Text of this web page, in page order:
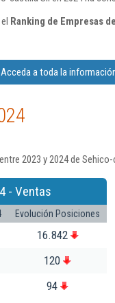
Ranking de Empresas
Acceda a toda la
2023 y 2024 de
- Ventas
Evolución Posiciones
16.842
120
94